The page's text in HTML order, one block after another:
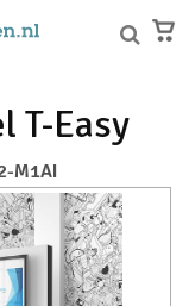
T-Easy
M1AI